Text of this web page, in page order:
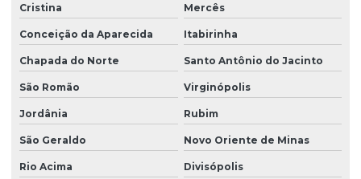
Cristina Mercês
Conceição da Aparecida Itabirinha
Chapada do Norte Santo Antônio do Jacinto
São Romão Virginópolis
Jordânia Rubim
São Geraldo Novo Oriente de Minas
Rio Acima Divisópolis